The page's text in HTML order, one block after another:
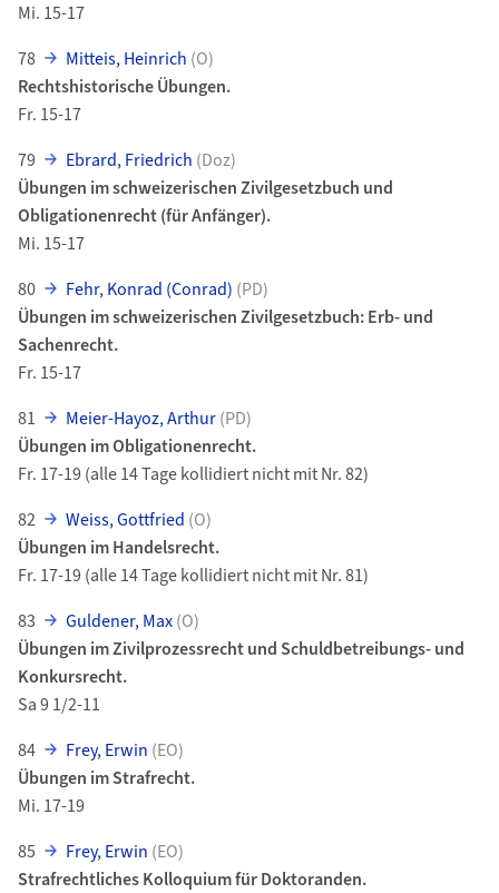
Mi. 15-17
78
Mitteis, Heinrich (O)
Rechtshistorische Übungen.
Fr. 15-17
79
Ebrard, Friedrich (Doz)
Übungen im schweizerischen Zivilgesetzbuch und
Obligationenrecht (für Anfänger).
Mi. 15-17
80
Fehr, Konrad (Conrad) (PD)
Übungen im schweizerischen Zivilgesetzbuch: Erb- und
Sachenrecht.
Fr. 15-17
81
Meier-Hayoz, Arthur(PD)
Übungen im Obligationenrecht.
Fr. 17-19 (alle 14 Tage kollidiert nicht mit Nr. 82)
82
Weiss, Gottfried (O)
Übungen im Handelsrecht.
Fr. 17-19 (alle 14 Tage kollidiert nicht mit Nr. 81)
83
Guldener, Max(O)
Übungen im Zivilprozessrecht und Schuldbetreibungs- und
Konkursrecht.
Sa 9 1/2-11
84
Frey, Erwin (EO)
Übungen im Strafrecht.
Mi. 17-19
85
Frey, Erwin (EO)
Strafrechtliches Kolloquium für Doktoranden.